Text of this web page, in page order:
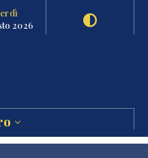
2026